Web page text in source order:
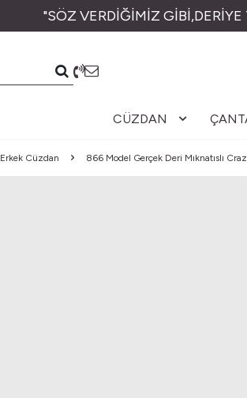
"SÖZ VERDİĞİMİZ
CÜZDAN
Erkek Cüzdan 866 Model Gerçek Deri Mıknatıslı